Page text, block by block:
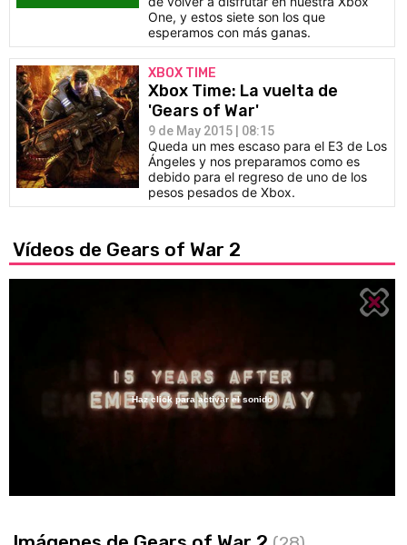
One, y estos siete son los que
esperamos con más ganas.
XBOX TIME
Xbox Time: La vuelta de
'Gears of War'
9 de May 2015 | 08:15
Queda un mes escaso para el E3 de Los
Ángeles y nos preparamos como es
debido para el regreso de uno de los
pesos pesados de Xbox.
Vídeos de Gears of War 2
Haz click para activar el sonido